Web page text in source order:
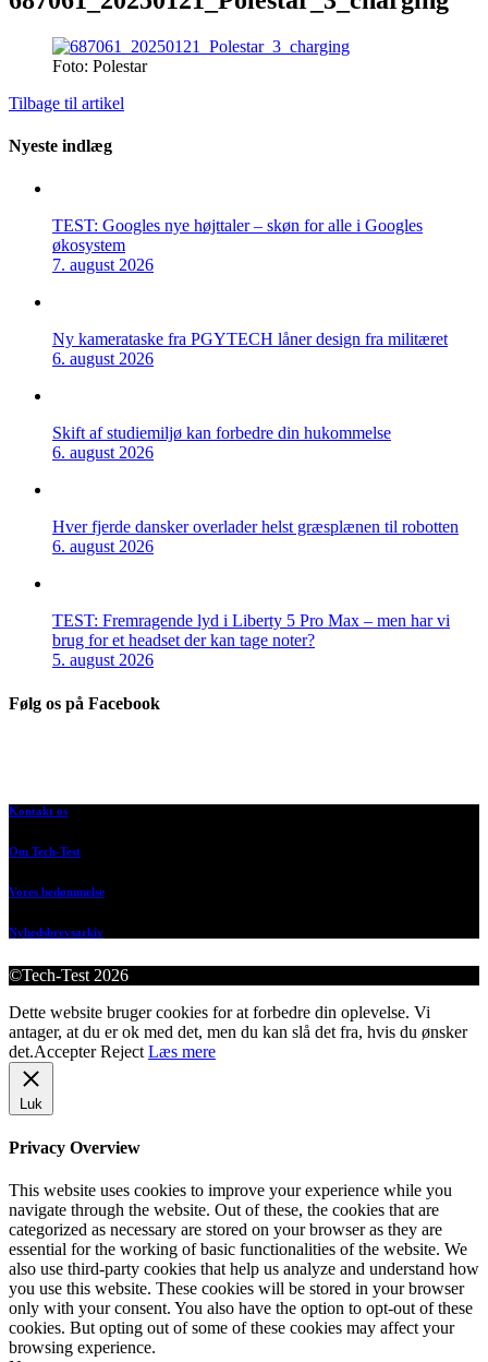
Foto: Polestar
Tilbage til artikel
Nyeste indlæg
TEST: Googles nye højttaler – skøn for alle i Googles
økosystem
7. august 2026
Ny kamerataske fra PGYTECH låner design fra militæret
6. august 2026
Skift af studiemiljø kan forbedre din hukommelse
6. august 2026
Hver fjerde dansker overlader helst græsplænen til robotten
6. august 2026
TEST: Fremragende lyd i Liberty 5 Pro Max – men har vi
brug for et headset der kan tage noter?
5. august 2026
Følg os på Facebook
Kontakt os
Om Tech-Test
Vores bedømmelse
Nyhedsbrevsarkiv
©Tech-Test 2026
Dette website bruger cookies for at forbedre din oplevelse. Vi
antager, at du er ok med det, men du kan slå det fra, hvis du ønsker
det.Accepter Reject Læs mere
Luk
Privacy Overview
This website uses cookies to improve your experience while you
navigate through the website. Out of these, the cookies that are
categorized as necessary are stored on your browser as they are
essential for the working of basic functionalities of the website. We
also use third-party cookies that help us analyze and understand how
you use this website. These cookies will be stored in your browser
only with your consent. You also have the option to opt-out of these
cookies. But opting out of some of these cookies may affect your
browsing experience.